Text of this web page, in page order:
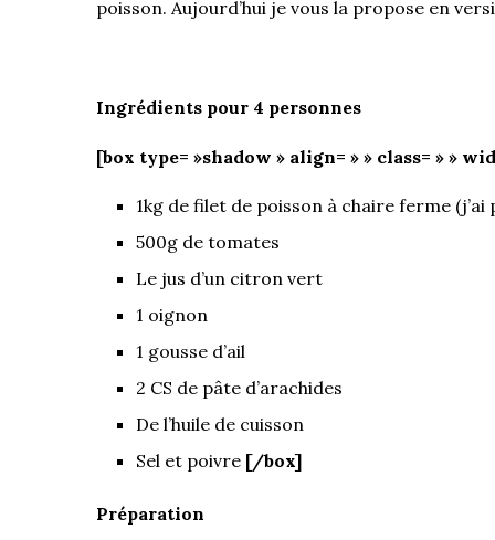
poisson. Aujourd’hui je vous la propose en
Ingrédients pour 4 personnes
[box type= »shadow » align= » » class= » »
1kg de filet de poisson à chaire ferme (j’ai
500g de tomates
Le jus d’un citron vert
1 oignon
1 gousse d’ail
2 CS de pâte d’arachides
De l’huile de cuisson
Sel et poivre [/box]
Préparation